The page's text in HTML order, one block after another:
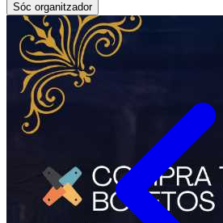
Sóc organitzador